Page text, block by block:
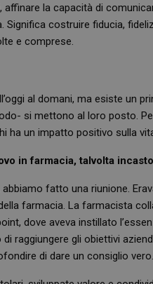
la capacità di
Significa costruire fiducia,
e comprese.
al domani, ma esiste un
si mettono al loro posto.
ha un impatto positivo sulla
in farmacia, talvolta
fatto una riunione.
farmacia. La farmacista
dove aveva instillato
raggiungere gli obiettivi
di dare un consiglio vero.
YSC
Google LLC
.youtube.com
VISITOR_INFO1_LIVE
__Secure-YNID